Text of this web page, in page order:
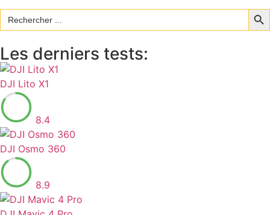
Search
for:
Les derniers tests:
DJI Lito X1
8.4
DJI Osmo 360
8.9